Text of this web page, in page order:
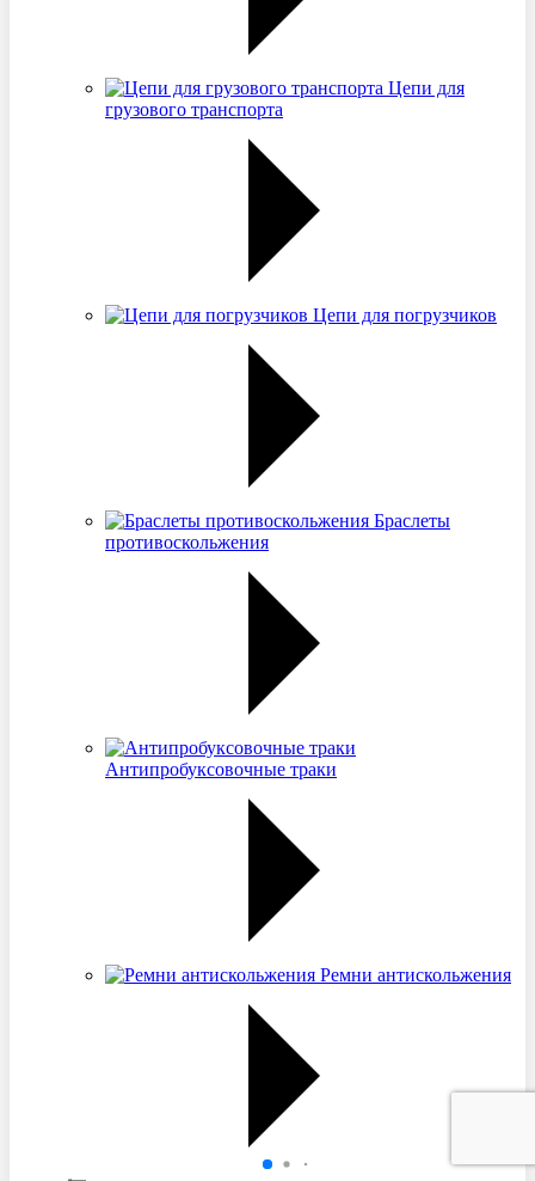
Цепи для
грузового транспорта
Цепи для погрузчиков
Браслеты
противоскольжения
Антипробуксовочные траки
Ремни антискольжения